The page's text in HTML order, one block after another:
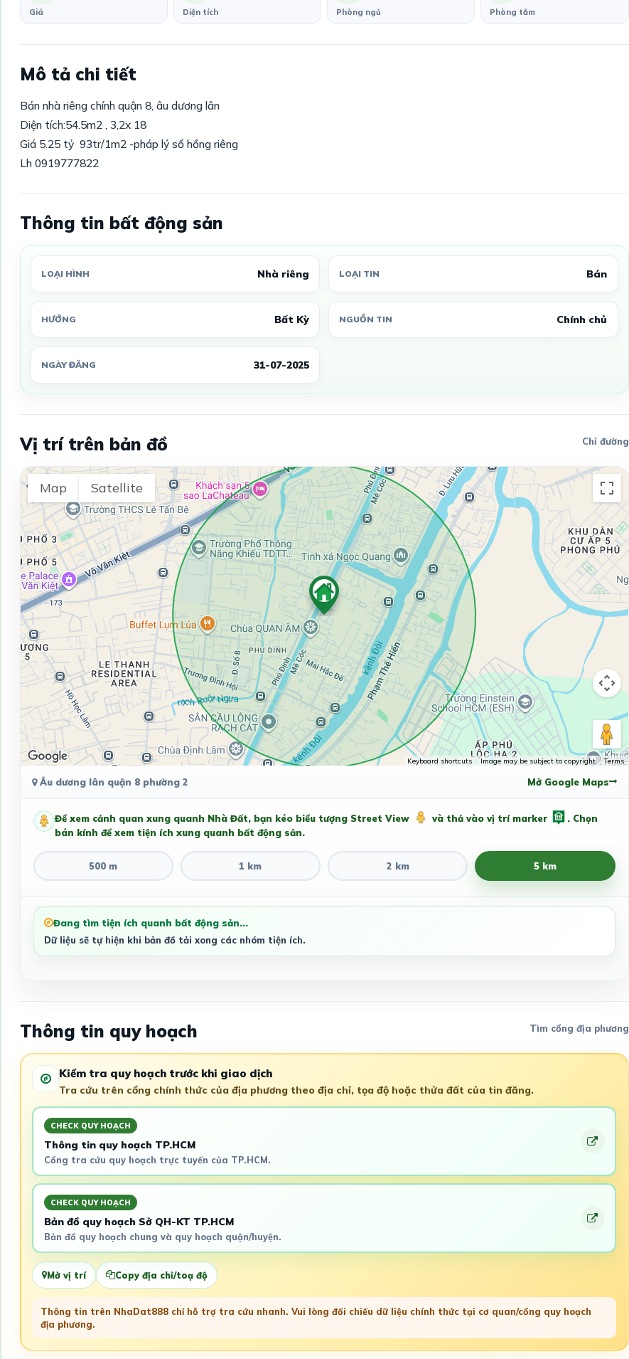
Giá Diện tích Phòng ngủ Phòng tắm
Mô tả chi tiết
Bán nhà riêng chính quận 8, âu dương lân
Diện tích:54.5m2 , 3,2x 18
Giá 5.25 tỷ 93tr/1m2 -pháp lý sổ hồng riêng
Lh 0919777822
Thông tin bất động sản
LOẠI HÌNH Nhà riêng LOẠI TIN Bán
HƯỚNG Bất Kỳ NGUỒN TIN Chính chủ
NGÀY ĐĂNG 31-07-2025
Vị trí trên bản đồ Chỉ đường
Map Satellite
Keyboard shortcuts Image may be subject to copyright Terms
Âu dương lân quận 8 phường 2 Mở Google Maps
Để xem cảnh quan xung quanh Nhà Đất, bạn kéo biểu tượng Street View và thả vào vị trí marker
. Chọn
bán kính để xem tiện ích xung quanh bất động sản.
500 m 1 km 2 km 5 km
Đang tìm tiện ích quanh bất động sản...
Dữ liệu sẽ tự hiện khi bản đồ tải xong các nhóm tiện ích.
Thông tin quy hoạch Tìm cổng địa phương
Kiểm tra quy hoạch trước khi giao dịch
Tra cứu trên cổng chính thức của địa phương theo địa chỉ, tọa độ hoặc thửa đất của tin đăng.
CHECK QUY HOẠCH
Thông tin quy hoạch TP.HCM
Cổng tra cứu quy hoạch trực tuyến của TP.HCM.
CHECK QUY HOẠCH
Bản đồ quy hoạch Sở QH-KT TP.HCM
Bản đồ quy hoạch chung và quy hoạch quận/huyện.
Mở vị trí Copy địa chỉ/toạ độ
Thông tin trên NhaDat888 chỉ hỗ trợ tra cứu nhanh. Vui lòng đối chiếu dữ liệu chính thức tại cơ quan/cổng quy hoạch
địa phương.